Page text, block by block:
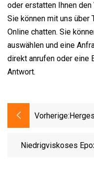
oder erstatten Ihnen
Sie können mit uns über
Online chatten. Sie
auswählen und eine
direkt anrufen oder eine
Antwort.
Vorherige:
Niedrigviskoses